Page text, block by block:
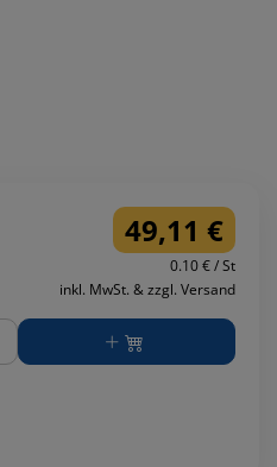
49,11 €
0.10 € / St
inkl. MwSt. & zzgl. Versand